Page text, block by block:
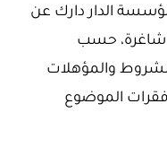
الدار دارك عن
شاغرة، حسب
والمؤهلات
فقرات الموضوع